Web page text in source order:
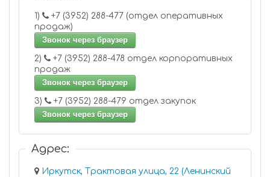
1)
продаж)
Звонок через браузер
2)
продаж
Звонок через браузер
3)
+7 (3952) 288-479 отдел закупок
Звонок через браузер
Адрес:
Иркутск, Трактовая улица, 22 (Ленинский